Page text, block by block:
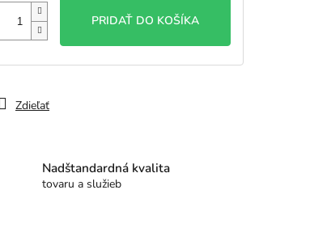
PRIDAŤ DO KOŠÍKA
Zdieľať
Nadštandardná kvalita
tovaru a služieb